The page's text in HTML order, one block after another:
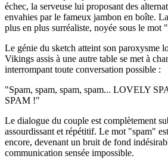
échec, la serveuse lui proposant des
envahies par le fameux jambon en boîte.
plus en plus surréaliste, noyée sous le mot
Le génie du sketch atteint son paroxysme
Vikings assis à une autre table se met à
interrompant toute conversation possible :
"Spam, spam, spam, spam... LOVELY
SPAM !"
Le dialogue du couple est complètement
assourdissant et répétitif. Le mot "spam"
encore, devenant un bruit de fond
communication sensée impossible.